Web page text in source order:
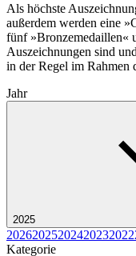
Als höchste
außerdem werden eine
fünf »Bronzemedaillen«
Auszeichnungen sind
in der Regel im Rahmen
Jahr
2025
20262025202420232022
Kategorie